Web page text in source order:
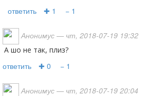
ответить ✚ 1 − 1
Анонимус — чт, 2018-07-19 19:32
А шо не так, плиз?
ответить ✚ 0 − 1
Анонимус — чт, 2018-07-19 20:04